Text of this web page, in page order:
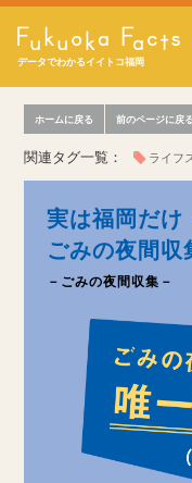
データでわかるイイトコ福岡
ホームに戻る 前のページに戻る
関連タグ一覧： ライフ
実は福岡だけ
ごみの夜間収
－ごみの夜間収集－